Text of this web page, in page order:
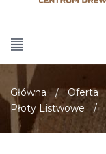
Główna / Oferta
Płoty Listwowe
/